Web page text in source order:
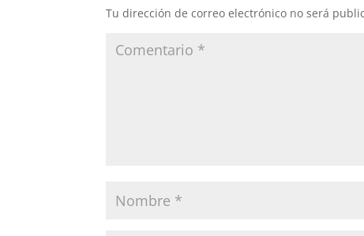
Tu dirección de correo electrónico no será